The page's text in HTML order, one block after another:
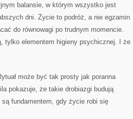
balansie, w którym wszystko jest
dni. Życie to podróż, a nie egzamin
do równowagi po trudnym momencie.
tylko elementem higieny psychicznej. I że
może być tak prosty jak poranna
pokazuje, że takie drobiazgi budują
fundamentem, gdy życie robi się